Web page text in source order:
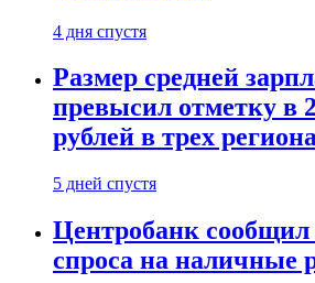
4 дня спустя
Размер средней
превысил отметку в
рублей в трех
5 дней спустя
Центробанк сообщил
спроса на наличные